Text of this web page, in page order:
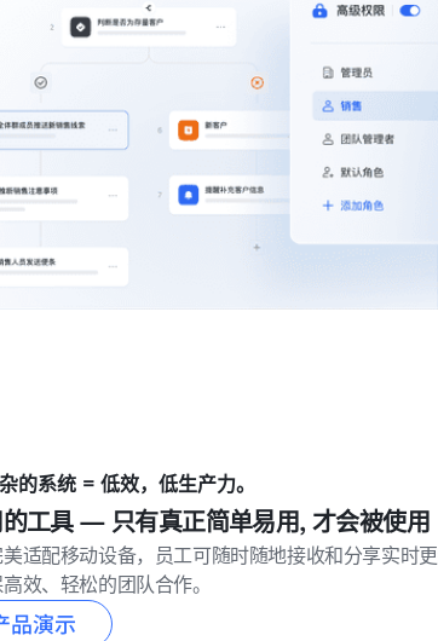
的系统 = 低效，低生产力。
的工具 — 只有真正简单易用, 才会被使用
适配移动设备，员工可随时随地接收和分享实时
效、轻松的团队合作。
品演示